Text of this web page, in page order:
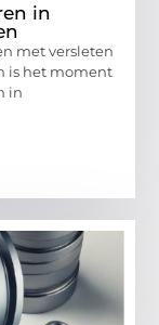
in
met versleten
is het moment
in